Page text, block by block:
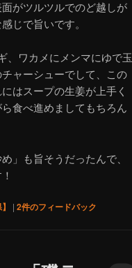
がツルツルでのど越しが
じで旨いです。
、ワカメにメンマにゆで玉
ャーシューでして、この
はスープの生姜が上手く
食べ進めましてもちろん
」も旨そうだったんで、
| 2件のフィードバック